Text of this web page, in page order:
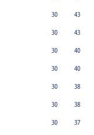
30
43
30
43
30
40
30
40
30
38
30
38
30
37